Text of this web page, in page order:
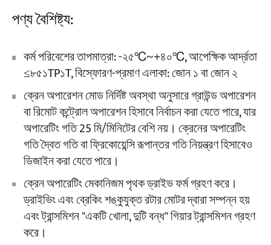
পণ্য বৈশিষ্ট্য:
কর্ম পরিবেশের তাপমাত্রা: -২৫℃~+৪০℃, আপেক্ষিক আর্দ্রতা
≤৮৫১TP১T, বিস্ফোরণ-প্রমাণ এলাকা: জোন ১ বা জোন ২
ক্রেন অপারেশন মোড নির্দিষ্ট অবস্থা অনুসারে গ্রাউন্ড অপারেশন
বা রিমোট কন্ট্রোল অপারেশন হিসাবে নির্বাচন করা যেতে পারে, যার
অপারেটিং গতি 25 মি/মিনিটের বেশি নয়। ক্রেনের অপারেটিং
গতি দ্বৈত গতি বা ফ্রিকোয়েন্সি রূপান্তর গতি নিয়ন্ত্রণ হিসাবেও
ডিজাইন করা যেতে পারে।
ক্রেন অপারেটিং মেকানিজম পৃথক ড্রাইভ ফর্ম গ্রহণ করে।
ড্রাইভিং এবং ব্রেকিং শঙ্কুযুক্ত রটার মোটর দ্বারা সম্পন্ন হয়
এবং ট্রান্সমিশন "একটি খোলা, দুটি বন্ধ" গিয়ার ট্রান্সমিশন গ্রহণ
করে।